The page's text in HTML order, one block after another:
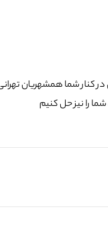
را نیز حل کنیم